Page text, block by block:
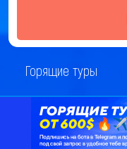
Горящие туры